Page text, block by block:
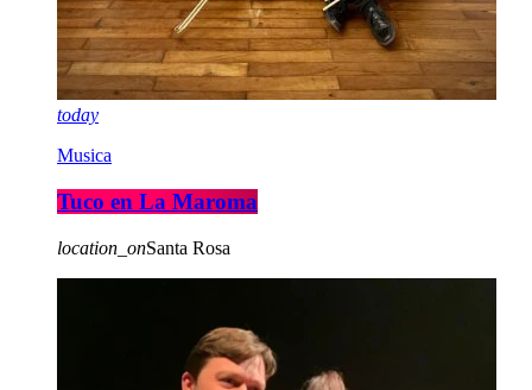
today
Musica
Tuco en La Maroma
location_onSanta Rosa